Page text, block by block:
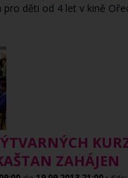
pro děti od 4 let v kině
ZAHÁJEN